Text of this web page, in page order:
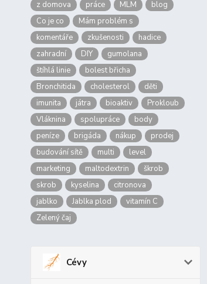
z domova
práce MLM
blog
Co je co
Mám problém s
komentáře
zkušenosti
hadice
zahradní
DIY
gumolana
štíhlá linie
bolest břicha
Bronchitida
cholesterol
děti
imunita
játra bioaktiv
Prokloub
Vláknina
spolupráce
body
peníze
brigáda nákup
prodej
budování sítě
multi
level
marketing
maltodextrin
škrob
skrob
kyselina
citronova
jablko
Jablka plod
vitamín C
Zelený čaj
Cévy